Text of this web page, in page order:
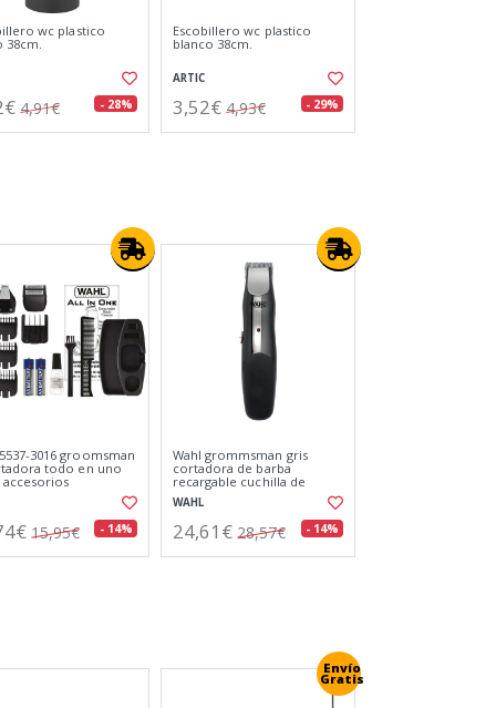
led matainsectos
24,47€ - 29%
Desatascador espiral
tambor manual 5m.
ARTIC
10,94€ 15,63€ - 30%
pro / cortapelos
peines guía
107,36€ - 14%
Wahl 9953-1016 groomsman
body / recortadora de
barba y cuerpo
WAHL
22,74€ 26,39€ - 14%